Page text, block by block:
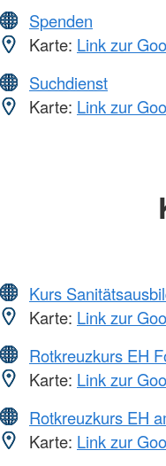
Spenden
Karte: Link zur
Suchdienst
Karte: Link zur
Kurs
Karte: Link zur
Rotkreuzkurs EH
Karte: Link zur
Rotkreuzkurs EH
Karte: Link zur